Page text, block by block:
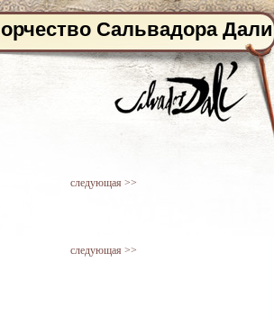
Сальвадора Дали
следующая >>
следующая >>